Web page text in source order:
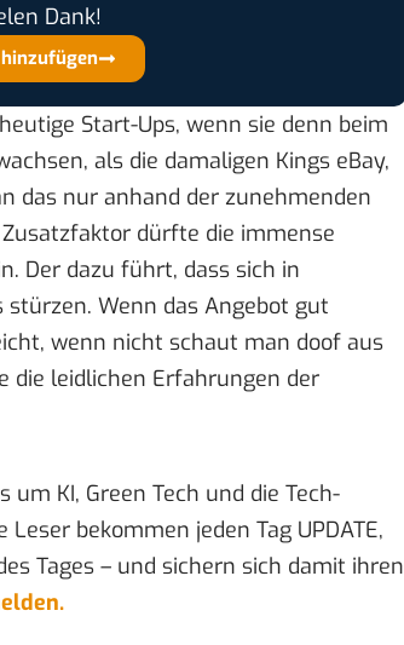
Dank!
Start-Ups, wenn sie denn beim
als die damaligen Kings eBay,
das nur anhand der zunehmenden
dürfte die immense
Der dazu führt, dass sich in
Wenn das Angebot gut
wenn nicht schaut man doof aus
die leidlichen Erfahrungen der
um KI, Green Tech und die Tech-
bekommen jeden Tag UPDATE,
Tages – und sichern sich damit ihren